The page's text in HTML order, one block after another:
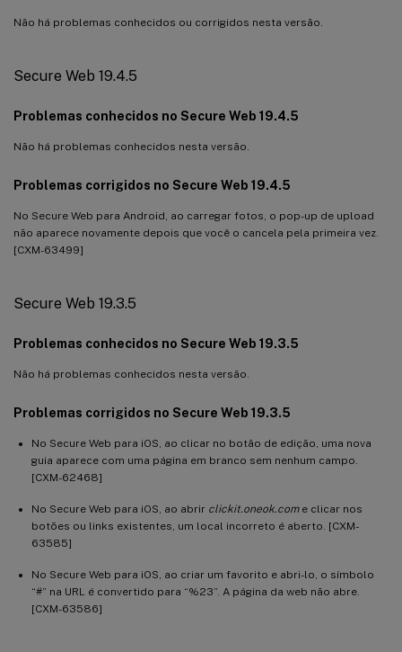
Não há problemas conhecidos ou corrigidos nesta versão.
Secure Web 19.4.5
Problemas conhecidos no Secure Web 19.4.5
Não há problemas conhecidos nesta versão.
Problemas corrigidos no Secure Web 19.4.5
No Secure Web para Android, ao carregar fotos, o pop-up de upload
não aparece novamente depois que você o cancela pela primeira vez.
[CXM-63499]
Secure Web 19.3.5
Problemas conhecidos no Secure Web 19.3.5
Não há problemas conhecidos nesta versão.
Problemas corrigidos no Secure Web 19.3.5
No Secure Web para iOS, ao clicar no botão de edição, uma nova
guia aparece com uma página em branco sem nenhum campo.
[CXM-62468]
No Secure Web para iOS, ao abrir clickit.oneok.come clicar nos
botões ou links existentes, um local incorreto é aberto. [CXM-
63585]
No Secure Web para iOS, ao criar um favorito e abri-lo, o símbolo
“#” na URL é convertido para “%23”. A página da web não abre.
[CXM-63586]